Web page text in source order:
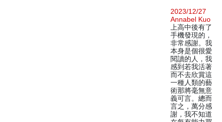
2023/12/27
Annabel Kuo
上高中後有了
手機發現的，
非常感謝。我
本身是個很愛
閱讀的人，我
感到若我活著
而不去欣賞這
一種人類的藝
術那將毫無意
義可言。總而
言之，萬分感
謝，我不知道